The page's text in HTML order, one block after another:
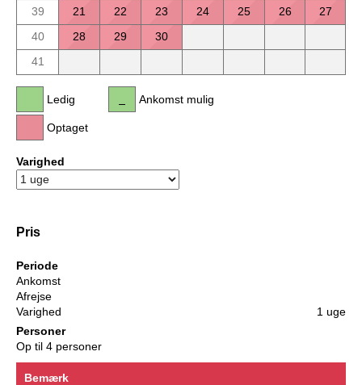
39
21 22 23 24 25 26
27
40
28 29
30
41
Ledig
Optaget
Ankomst mulig
Varighed
Pris
Periode
Ankomst
Afrejse
Varighed
1 uge
Personer
Op til 4 personer
Bemærk